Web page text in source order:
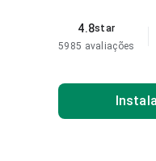
4.8star
5985 avaliações